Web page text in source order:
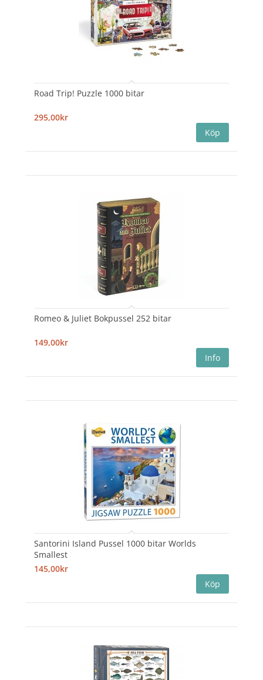
Road Trip! Puzzle 1000 bitar
295,00kr
Romeo & Juliet Bokpussel 252 bitar
149,00kr
Santorini Island Pussel 1000 bitar Worlds
Smallest
145,00kr